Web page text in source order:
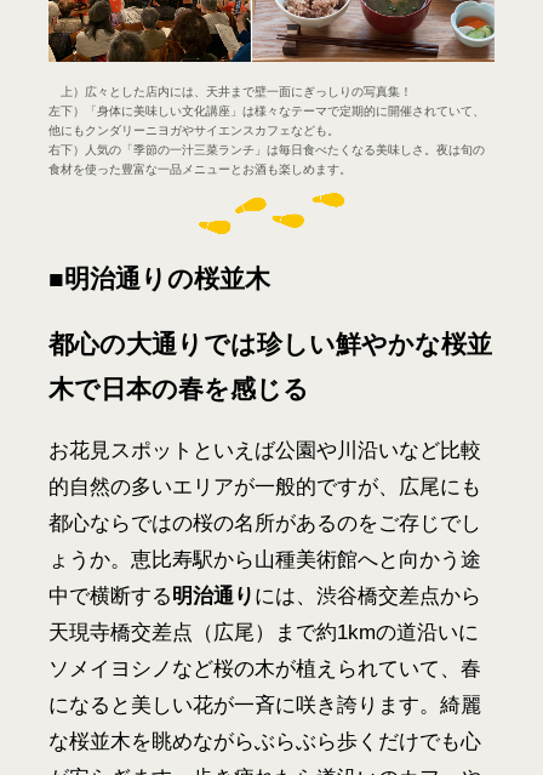
上）広々とした店内には、天井まで壁一面にぎっしりの写真集！
左下）「身体に美味しい文化講座」は様々なテーマで定期的に開催されていて、
他にもクンダリーニヨガやサイエンスカフェなども。
右下）人気の「季節の一汁三菜ランチ」は毎日食べたくなる美味しさ。夜は旬の
食材を使った豊富な一品メニューとお酒も楽しめます。
■明治通りの桜並木
都心の大通りでは珍しい鮮やかな桜並
木で日本の春を感じる
お花見スポットといえば公園や川沿いなど比較
的自然の多いエリアが一般的ですが、広尾にも
都心ならではの桜の名所があるのをご存じでし
ょうか。恵比寿駅から山種美術館へと向かう途
中で横断する明治通り には、渋谷橋交差点から
天現寺橋交差点（広尾）まで約1kmの道沿いに
ソメイヨシノなど桜の木が植えられていて、春
になると美しい花が一斉に咲き誇ります。綺麗
な桜並木を眺めながらぶらぶら歩くだけでも心